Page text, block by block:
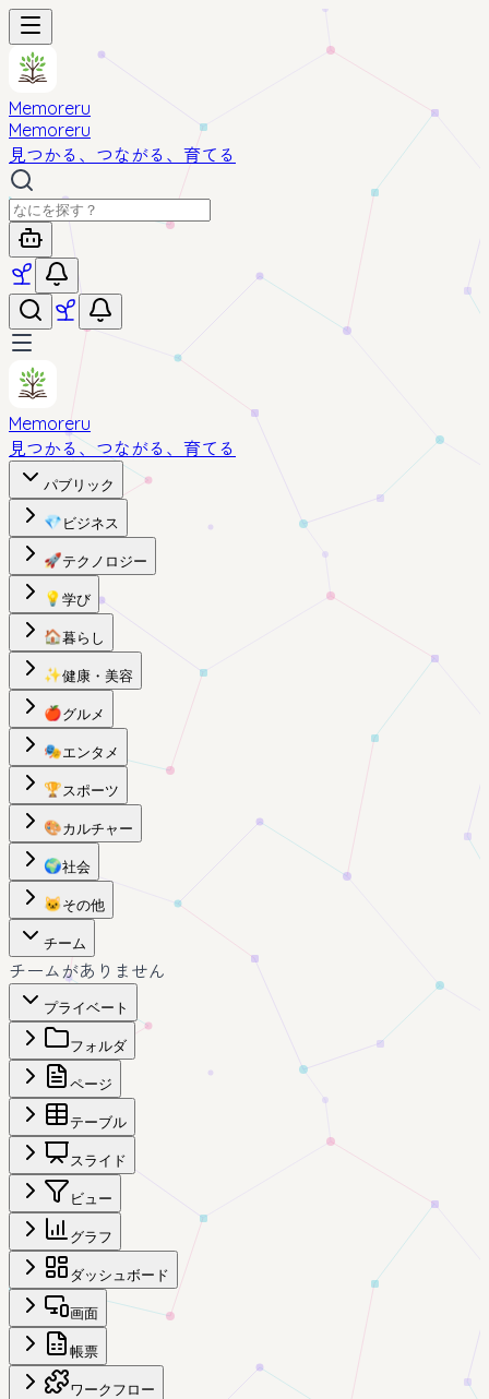
Memoreru
Memoreru
見つかる、つながる、育てる
Memoreru
見つかる、つながる、育てる
パブリック
💎 ビジネス
🚀テクノロジー
💡 学び
🏠暮らし
✨健康・美容
🍎グルメ
🎭エンタメ
🏆スポーツ
🎨カルチャー
🌍社会
🐱 その他
チーム
チームがありません
プライベート
フォルダ
ページ
テーブル
スライド
ビュー
グラフ
ダッシュボード
画面
帳票
ワークフロー